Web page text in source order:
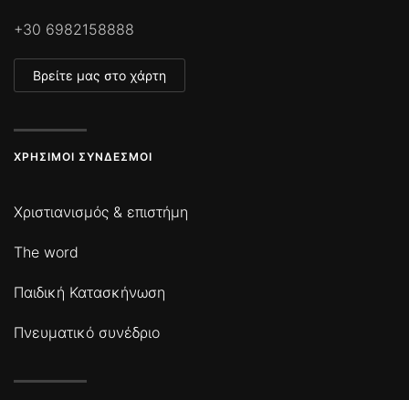
+30 6982158888
Βρείτε μας στο χάρτη
ΧΡΉΣΙΜΟΙ ΣΎΝΔΕΣΜΟΙ
Χριστιανισμός & επιστήμη
The word
Παιδική Κατασκήνωση
Πνευματικό συνέδριο